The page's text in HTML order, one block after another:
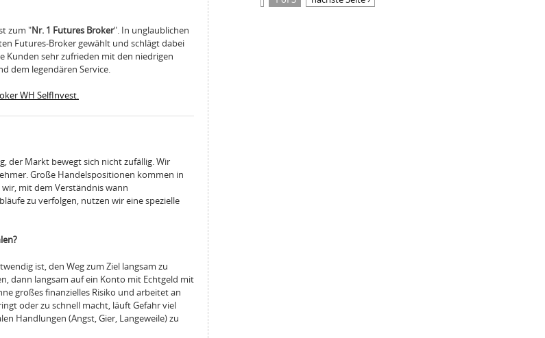
zum "Nr. 1 Futures Broker". In unglaublichen
Futures-Broker gewählt und schlägt dabei
Kunden sehr zufrieden mit den niedrigen
dem legendären Service.
WH SelfInvest.
der Markt bewegt sich nicht zufällig. Wir
Große Handelspositionen kommen in
mit dem Verständnis wann
zu verfolgen, nutzen wir eine spezielle
ist, den Weg zum Ziel langsam zu
dann langsam auf ein Konto mit Echtgeld mit
großes finanzielles Risiko und arbeitet an
oder zu schnell macht, läuft Gefahr viel
Handlungen (Angst, Gier, Langeweile) zu